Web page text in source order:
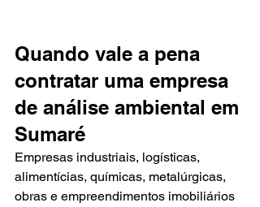
Quando vale a pena
contratar uma empresa
de análise ambiental em
Sumaré
Empresas industriais, logísticas,
alimentícias, químicas, metalúrgicas,
obras e empreendimentos imobiliários